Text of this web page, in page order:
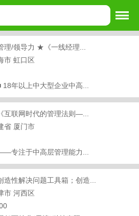
理/领导力 ★《一线经理...
市 虹口区
年以上中大型企业中高...
互联网时代的管理法则—...
省 厦门市
专注于中高层管理能力...
造性解决问题工具箱；创造...
市 河西区